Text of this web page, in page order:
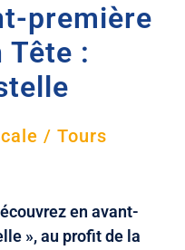
première
Tête :
/ Tours
en avant-
», au profit de la